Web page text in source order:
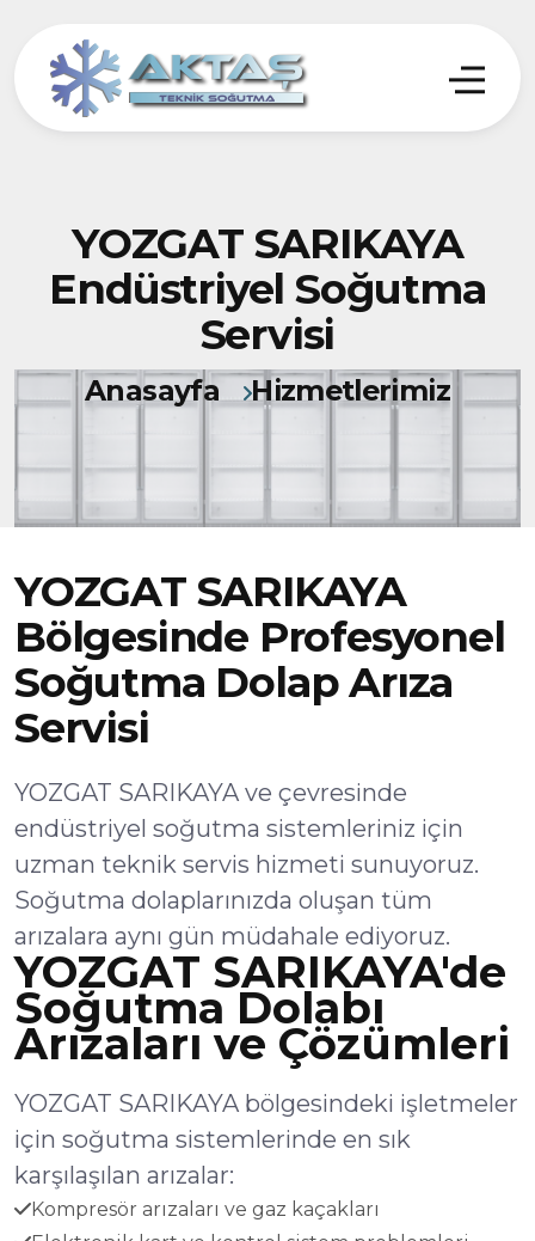
YOZGAT SARIKAYA
Endüstriyel Soğutma
Servisi
Anasayfa Hizmetlerimiz
YOZGAT SARIKAYA
Bölgesinde Profesyonel
Soğutma Dolap Arıza
Servisi
YOZGAT SARIKAYA ve çevresinde
endüstriyel soğutma sistemleriniz için
uzman teknik servis hizmeti sunuyoruz.
Soğutma dolaplarınızda oluşan tüm
arızalara aynı gün müdahale ediyoruz.
YOZGAT SARIKAYA'de
Soğutma Dolabı
Arızaları ve Çözümleri
YOZGAT SARIKAYA bölgesindeki işletmeler
için soğutma sistemlerinde en sık
karşılaşılan arızalar:
Kompresör arızaları ve gaz kaçakları